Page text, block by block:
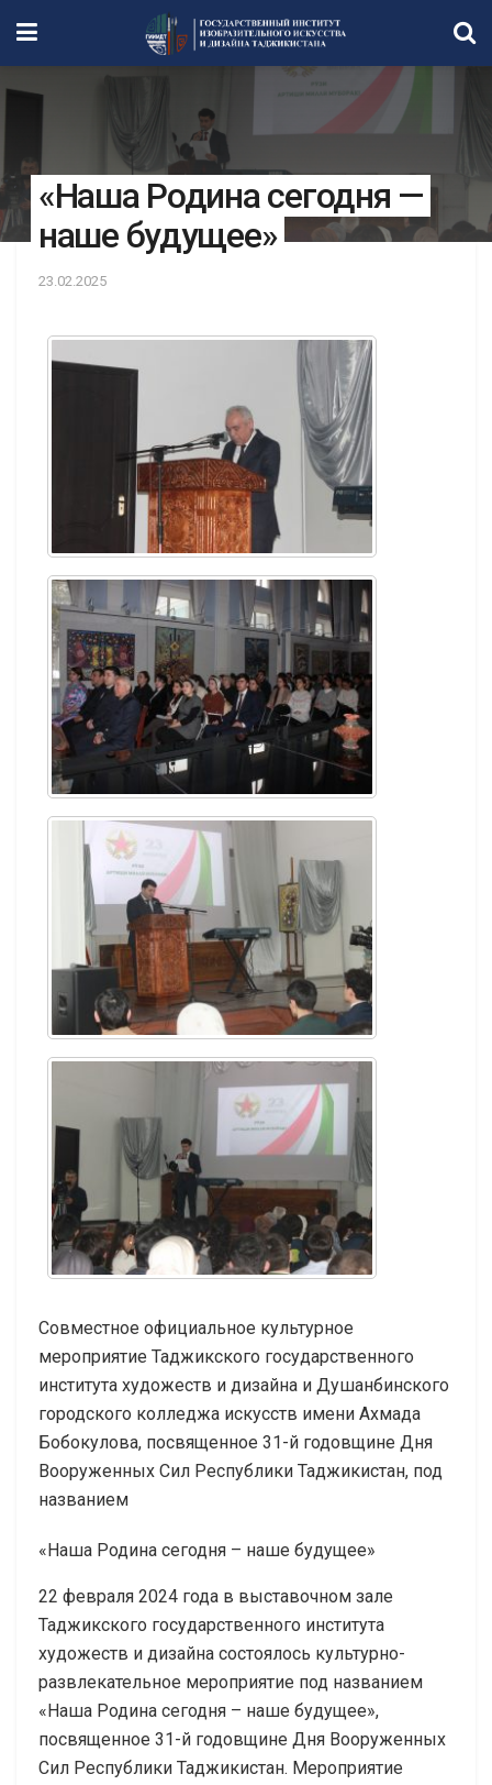
«Наша Родина сегодня —
наше будущее»
23.02.2025
Совместное официальное культурное
мероприятие Таджикского государственного
института художеств и дизайна и Душанбинского
городского колледжа искусств имени Ахмада
Бобокулова, посвященное 31-й годовщине Дня
Вооруженных Сил Республики Таджикистан, под
названием
«Наша Родина сегодня – наше будущее»
22 февраля 2024 года в выставочном зале
Таджикского государственного института
художеств и дизайна состоялось культурно-
развлекательное мероприятие под названием
«Наша Родина сегодня – наше будущее»,
посвященное 31-й годовщине Дня Вооруженных
Сил Республики Таджикистан. Мероприятие